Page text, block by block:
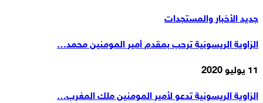
جديد الأخبار والمستجدات
الزاوية الريسونية ترحب بمقدم أمير المومنين محمد…
11 يوليو 2020
الزاوية الريسونية تدعو لأمير المومنين ملك المغرب…